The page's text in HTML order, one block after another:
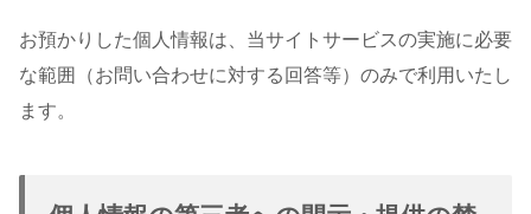
お預かりした個人情報は、当サイトサービスの実施に必要
な範囲（お問い合わせに対する回答等）のみで利用いたし
ます。